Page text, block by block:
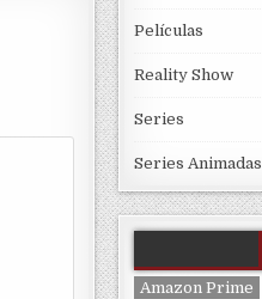
Películas
Reality Show
Series
Series Animadas
Amazon Prime